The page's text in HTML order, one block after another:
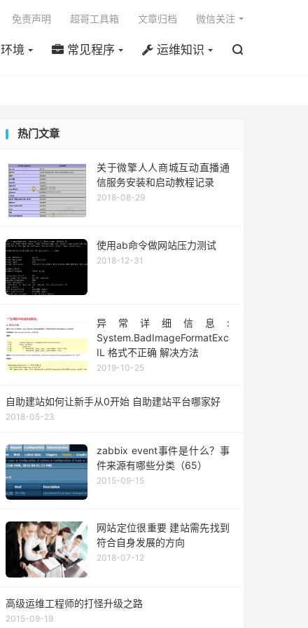
境 常见程序 运维知识 
免责声明 超哥工具箱 文章归档 微信关注
热门文章
关于微擎人人商城互动直播通
信服务安装和启动教程记录
2018-08-29
使用ab命令做网站压力测试
2018-12-31
异常详细信息:
System.BadImageFormatException:
IL 格式不正确 解决方法
2019-10-25
自助建站如何让新手从0开始 自助建站平台哪家好
2018-05-23
zabbix event事件是什么？事
件来源有哪些分类（65）
2015-09-15
网站定位很重要 建站需先找到
符合自身发展的方向
2018-07-12
高级运维工程师的打怪升级之路
2015-09-19